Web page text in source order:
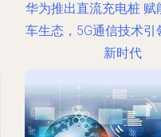
华为推出直流充电桩 赋
车生态，5G通信技术引
新时代